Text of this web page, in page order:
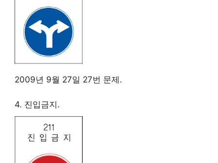
2009년 9월 27일 27번 문제.
4. 진입금지.